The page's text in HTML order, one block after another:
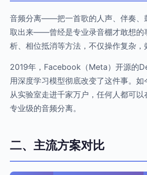
音频分离——把一首歌的人声、伴奏、
取出来——曾经是专业录音棚才敢想的
析、相位抵消等方法，不仅操作复杂，
2019年，Facebook（Meta）开源的
用深度学习模型彻底改变了这件事。
从实验室走进千家万户，任何人都可
专业级的音频分离。
二、主流方案对比